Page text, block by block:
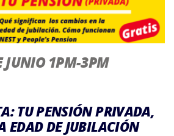
JUNIO 1PM-3PM
TU PENSIÓN PRIVADA,
EDAD DE JUBILACIÓN